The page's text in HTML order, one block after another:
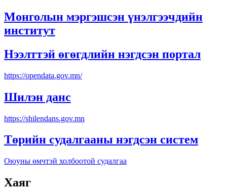
Монголын мэргэшсэн үнэлгээчдийн
институт
Нээлттэй өгөгдлийн нэгдсэн портал
https://opendata.gov.mn/
Шилэн данс
https://shilendans.gov.mn
Төрийн судалгааны нэгдсэн систем
Оюуны өмчтэй холбоотой судалгаа
Хаяг